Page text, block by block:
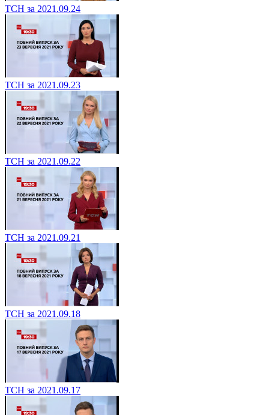
ТСН за 2021.09.24
ТСН за 2021.09.23
ТСН за 2021.09.22
ТСН за 2021.09.21
ТСН за 2021.09.18
ТСН за 2021.09.17